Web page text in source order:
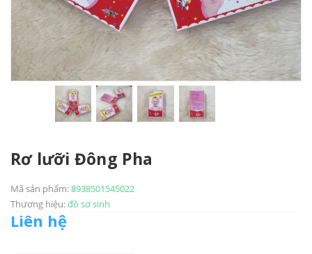
Rơ lưỡi Đông Pha
Mã sản phẩm:8938501545022
Thương hiệu:đồ sơ sinh
Liên hệ